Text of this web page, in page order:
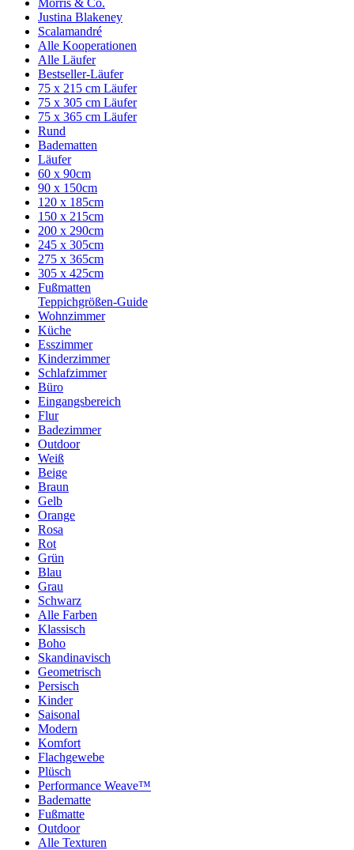
Morris & Co.
Justina Blakeney
Scalamandré
Alle Kooperationen
Alle Läufer
Bestseller-Läufer
75 x 215 cm Läufer
75 x 305 cm Läufer
75 x 365 cm Läufer
Rund
Badematten
Läufer
60 x 90cm
90 x 150cm
120 x 185cm
150 x 215cm
200 x 290cm
245 x 305cm
275 x 365cm
305 x 425cm
Fußmatten
Teppichgrößen-Guide
Wohnzimmer
Küche
Esszimmer
Kinderzimmer
Schlafzimmer
Büro
Eingangsbereich
Flur
Badezimmer
Outdoor
Weiß
Beige
Braun
Gelb
Orange
Rosa
Rot
Grün
Blau
Grau
Schwarz
Alle Farben
Klassisch
Boho
Skandinavisch
Geometrisch
Persisch
Kinder
Saisonal
Modern
Komfort
Flachgewebe
Plüsch
Performance Weave™
Badematte
Fußmatte
Outdoor
Alle Texturen